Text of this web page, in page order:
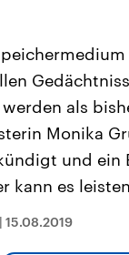
Anhalt
am 6.
neuen
das
Koalition aus
Berichte
USA
den
mit
als
Monika
und ein
kann es
| 15.08.2019